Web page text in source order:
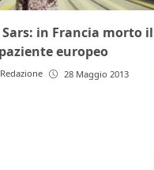
in Francia morto il
europeo
28 Maggio 2013